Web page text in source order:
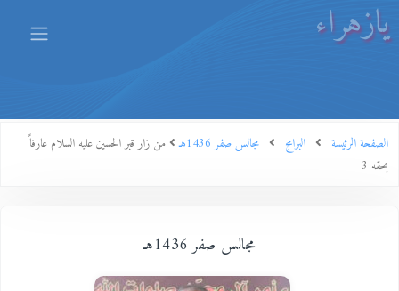
يازهراء
الصفحة الرئيسة البرامج مجالس صفر 1436هـ
من زار قبر الحسين عليه السلام عارفاً
بحقه 3
مجالس صفر 1436هـ